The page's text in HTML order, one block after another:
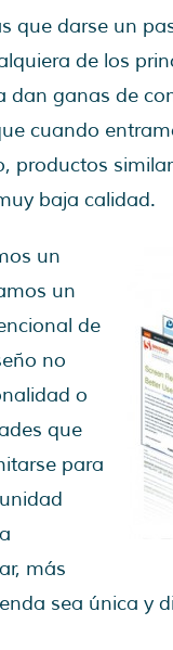
que darse un
de los
dan ganas de
cuando
productos
baja calidad.
un
un
de
no
o
que
para
más
sea única y